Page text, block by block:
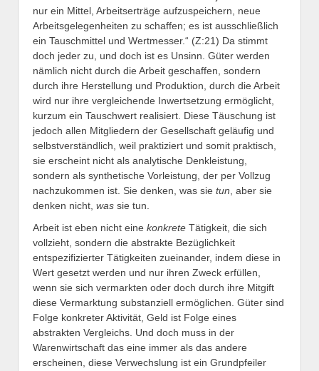
nur ein Mittel, Arbeitserträge aufzuspeichern, neue
Arbeitsgelegenheiten zu schaffen; es ist ausschließlich
ein Tauschmittel und Wertmesser.“ (Z:21) Da stimmt
doch jeder zu, und doch ist es Unsinn. Güter werden
nämlich nicht durch die Arbeit geschaffen, sondern
durch ihre Herstellung und Produktion, durch die Arbeit
wird nur ihre vergleichende Inwertsetzung ermöglicht,
kurzum ein Tauschwert realisiert. Diese Täuschung ist
jedoch allen Mitgliedern der Gesellschaft geläufig und
selbstverständlich, weil praktiziert und somit praktisch,
sie erscheint nicht als analytische Denkleistung,
sondern als synthetische Vorleistung, der per Vollzug
nachzukommen ist. Sie denken, was sie tun, aber sie
denken nicht, was sie tun.
Arbeit ist eben nicht eine konkrete Tätigkeit, die sich
vollzieht, sondern die abstrakte Bezüglichkeit
entspezifizierter Tätigkeiten zueinander, indem diese in
Wert gesetzt werden und nur ihren Zweck erfüllen,
wenn sie sich vermarkten oder doch durch ihre Mitgift
diese Vermarktung substanziell ermöglichen. Güter sind
Folge konkreter Aktivität, Geld ist Folge eines
abstrakten Vergleichs. Und doch muss in der
Warenwirtschaft das eine immer als das andere
erscheinen, diese Verwechslung ist ein Grundpfeiler